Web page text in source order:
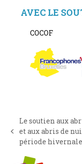
AVEC LE
COCOF
previous
post:
Le soutien aux
et aux abris de
période hivernale